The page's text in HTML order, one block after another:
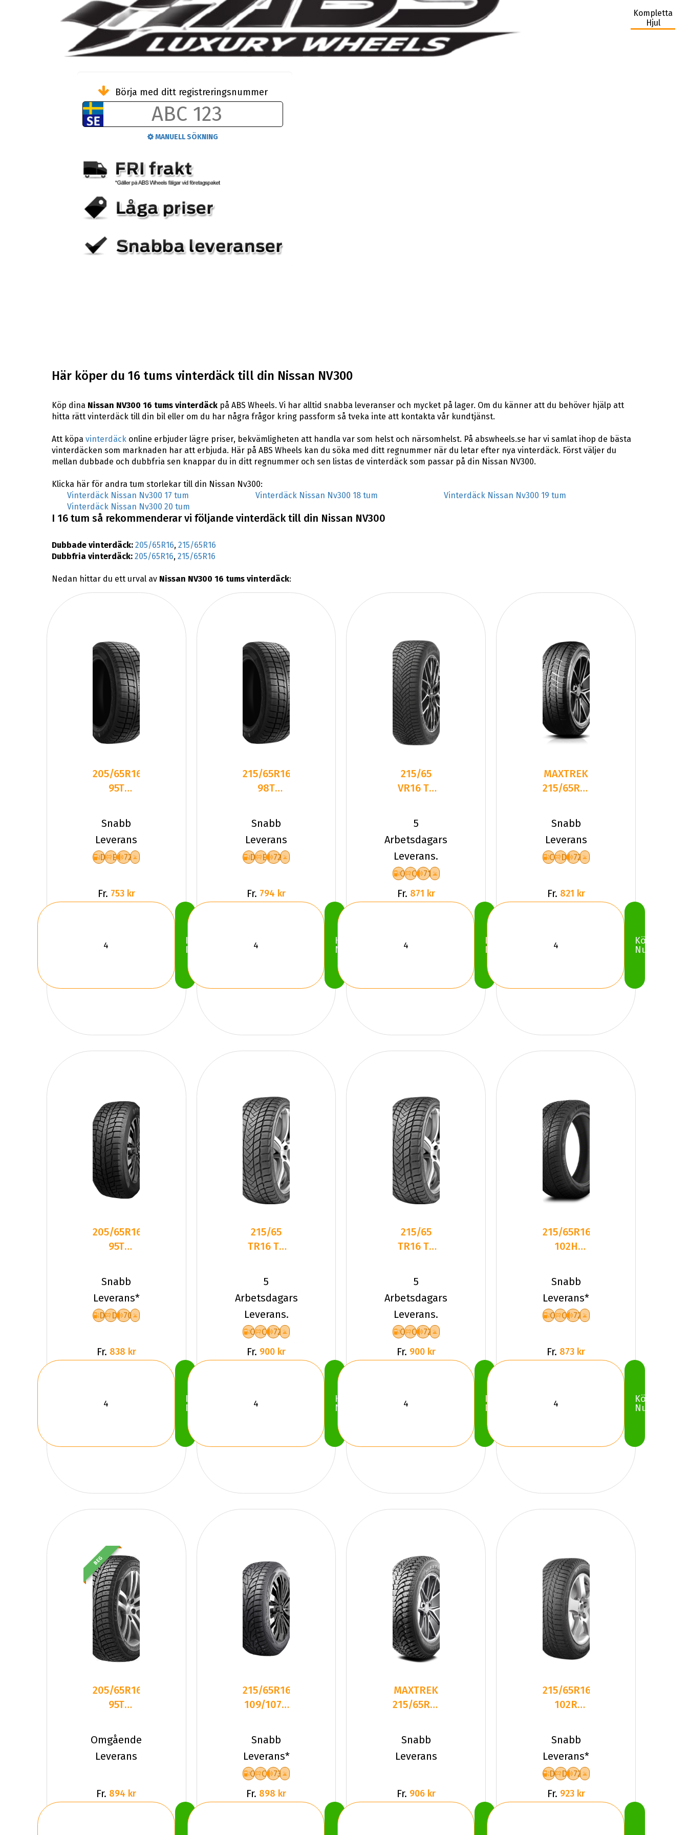
Kompletta
Hjul
Börja med ditt registreringsnummer
MANUELL SÖKNING
Här köper du 16 tums vinterdäck till din Nissan NV300
Köp dina Nissan NV300 16 tums vinterdäckpå ABS Wheels. Vi har alltid snabba leveranser och mycket på lager. Om du känner att du behöver hjälp att
hitta rätt vinterdäck till din bil eller om du har några frågor kring passform så tveka inte att kontakta vår kundtjänst.
Att köpa vinterdäckonline erbjuder lägre priser, bekvämligheten att handla var som helst och närsomhelst. På abswheels.se har vi samlat ihop de bästa
vinterdäcken som marknaden har att erbjuda. Här på ABS Wheels kan du söka med ditt regnummer när du letar efter nya vinterdäck. Först väljer du
mellan dubbade och dubbfria sen knappar du in ditt regnummer och sen listas de vinterdäck som passar på din Nissan NV300.
Klicka här för andra tum storlekar till din Nissan Nv300:
Vinterdäck Nissan Nv300 17 tum
Vinterdäck Nissan Nv300 18 tum
Vinterdäck Nissan Nv300 19 tum
Vinterdäck Nissan Nv300 20 tum
I 16 tum så rekommenderar vi följande vinterdäck till din Nissan NV300
Dubbade vinterdäck: 205/65R16, 215/65R16
Dubbfria vinterdäck: 205/65R16, 215/65R16
Nedan hittar du ett urval av Nissan NV300 16 tums vinterdäck:
205/65R16
95T
SW618
DEB72
PCRW
Snabb
Leverans
D E 72
Fr. 753 kr
Köp
Nu
215/65R16
98T
SW618
DEB72
PCRW
Snabb
Leverans
D E 72
Fr. 794 kr
Köp
Nu
215/65
VR16 TL
DELINTE
AW7 XL
5
Arbetsdagars
Leverans.
C C 71
Fr. 871 kr
Köp
Nu
MAXTREK
215/65R16
M7 PLUS
Snabb
Leverans
C D 72
Fr. 821 kr
Köp
Nu
205/65R16
95T
SNOW-H
MWH03
FÃ¶rh
Snabb
Leverans*
D D 70
Fr. 838 kr
Köp
Nu
215/65
TR16 TL
LANDSAIL
W.LANDER
NORDIC
5
Arbetsdagars
Leverans.
C C 72
Fr. 900 kr
Köp
Nu
215/65
TR16 TL
LANDSAIL
W.LANDER
NORDIC
5
Arbetsdagars
Leverans.
C C 72
Fr. 900 kr
Köp
Nu
215/65R16
102H
TW401 XL
Frikti
Snabb
Leverans*
C C 72
Fr. 873 kr
Köp
Nu
BEG
205/65R16
95T
Fit Ice
LW71
Dubbat
Omgående
Leverans
Fr. 894 kr
215/65R16C
109/107R
SNOW-H
MWCS0
Snabb
Leverans*
C C 73
Fr. 898 kr
MAXTREK
215/65R16
TREK
M900 ICE
STUDDED
Snabb
Leverans
Fr. 906 kr
215/65R16
102R
PL01 XL
Friktion
2025
Snabb
Leverans*
D D 72
Fr. 923 kr